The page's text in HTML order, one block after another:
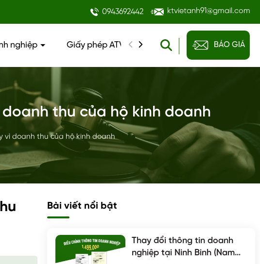
0943692442 ktvietanh91@gmail.com
nghiệp Giấy phép ATVSTP Đào tạo kế toánBÁO GIÁ
thu của hộ kinh doanh
doanh thu của hộ kinh doanh
Bài viết nổi bật
Thay đổi thông tin doanh
nghiệp tại Ninh Binh (Nam